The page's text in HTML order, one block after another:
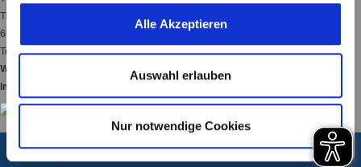
unserer Webseite angewendet werden.
u
s
w
a
h
l
Alle Akzeptieren
Auswahl erlauben
Nur notwendige Cookies
Tiergartenstraße 3
69120 Heidelberg
Tel:
06221-58450-00
Wir haben 365 Tage
im Jahr für Sie geöffnet!
ZUM KONTAKTFORMULAR